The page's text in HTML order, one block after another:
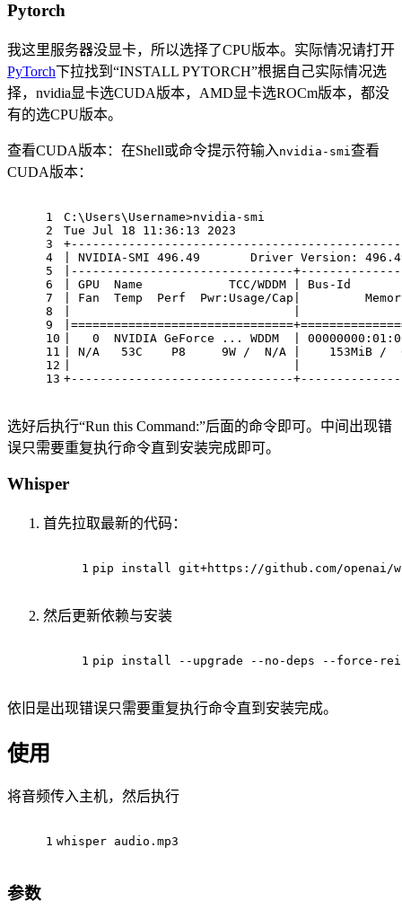
Pytorch
我这里服务器没显卡，所以选择了CPU版本。实际情况请打开
PyTorch下拉找到“INSTALL PYTORCH”根据自己实际情况选
择，nvidia显卡选CUDA版本，AMD显卡选ROCm版本，都没
有的选CPU版本。
查看CUDA版本：在Shell或命令提示符输入 nvidia-smi查看
CUDA版本：
1
2
3
4
5
6
7
8
9
10
11
12
13
C:\ Users\ Username>nvidia - smi
Tue Jul 18 11:36:13 2023
NVIDIA- SMI 496.49 Driver Version :
|-------------------------------
GPU Name TCC/WDDM Bus - Id
Fan Temp Perf Pwr:Usage/Cap
|   0 NVIDIA GeForce ... WDDM
|
N/A
   53
C P8
     9
W / N/A |    153MiB /
+-------------------------------
选好后执行“Run this Command:”后面的命令即可。中间出现错
误只需要重复执行命令直到安装完成即可。
Whisper
首先拉取最新的代码：
1 pip install git+https://github.com/openai/
然后更新依赖与安装
1 pip install --upgrade --no-deps --force-
依旧是出现错误只需要重复执行命令直到安装完成。
使用
将音频传入主机，然后执行
1 whisper audio.mp3
参数